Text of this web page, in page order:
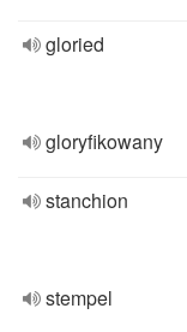
gloried
gloryfikowany
stanchion
stempel